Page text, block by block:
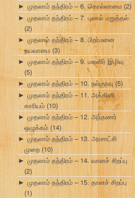
► முதலாம் தந்திரம் – 6. கொல்லாமை (2)
► முதலாம் தந்திரம் – 7. புலால் மறுத்தல்
(2)
► முதலாம் தந்திரம் – 8. பிறர்மனை
நயவாமை (3)
► முதலாம் தந்திரம் – 9. மகளிர் இழிவு
(5)
► முதலாம் தந்திரம் – 10. நல்குரவு (5)
► முதலாம் தந்திரம் – 11. அக்கினி
காரியம் (10)
► முதலாம் தந்திரம் – 12. அந்தணர்
ஒழுக்கம் (14)
► முதலாம் தந்திரம் – 13. அரசாட்சி
முறை (10)
► முதலாம் தந்திரம் – 14. வானச் சிறப்பு
(2)
► முதலாம் தந்திரம் – 15. தானச் சிறப்பு
(1)